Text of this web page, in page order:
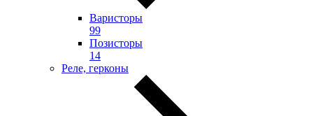
Варисторы
99
Позисторы
14
Реле, герконы